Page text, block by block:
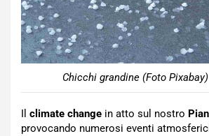
Chicchi grandine (Foto
Il climate change in atto sul nostro
provocando numerosi eventi